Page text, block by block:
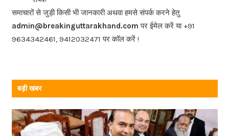
o
o
k
समाचारों से जुड़ी किसी भी जानकारी अथवा हमसे संपर्क करने हेतु
admin@breakinguttarakhand.com पर ईमेल करें या +91
9634342461, 9412032471 पर कॉल करें !
बड़ी खबर